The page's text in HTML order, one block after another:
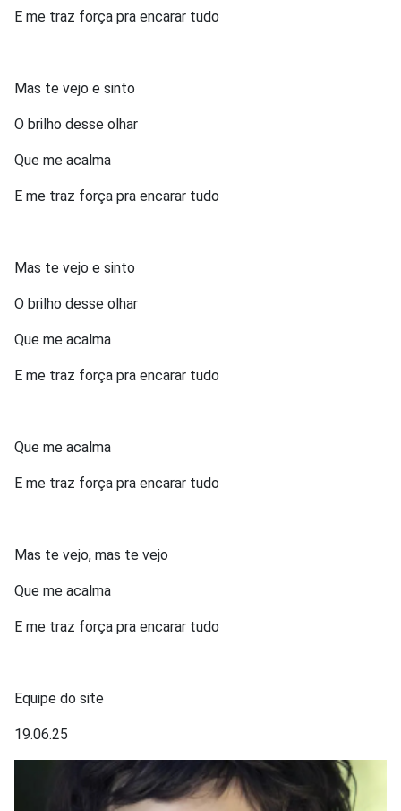
E me traz força pra encarar tudo
Mas te vejo e sinto
O brilho desse olhar
Que me acalma
E me traz força pra encarar tudo
Mas te vejo e sinto
O brilho desse olhar
Que me acalma
E me traz força pra encarar tudo
Que me acalma
E me traz força pra encarar tudo
Mas te vejo, mas te vejo
Que me acalma
E me traz força pra encarar tudo
Equipe do site
19.06.25